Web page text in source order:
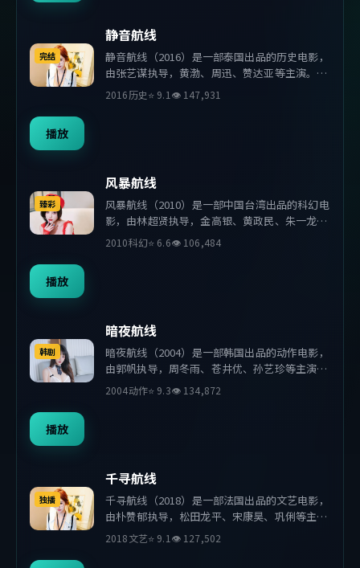
完结
静音航线
静音航线（2016）是一部泰国出品的历史电影，
由张艺谋执导，黄渤、周迅、赞达亚等主演。影
片在叙事与视听上力求突破，探讨人性与抉择，
节奏张弛有度，适合喜欢该类型的观众完整观
2016历史⭐ 9.1 👁 147,931
播放
臻彩
风暴航线
风暴航线（2010）是一部中国台湾出品的科幻电
影，由林超贤执导，金高银、黄政民、朱一龙等
主演。影片在叙事与视听上力求突破，探讨人性
与抉择，节奏张弛有度，适合喜欢该类型的观众
2010科幻⭐ 6.6👁 106,484
播放
韩剧
暗夜航线
暗夜航线（2004）是一部韩国出品的动作电影，
由郭帆执导，周冬雨、苍井优、孙艺珍等主演。
影片在叙事与视听上力求突破，探讨人性与抉
择，节奏张弛有度，适合喜欢该类型的观众完整
2004动作⭐ 9.3👁 134,872
播放
独播
千寻航线
千寻航线（2018）是一部法国出品的文艺电影，
由朴赞郁执导，松田龙平、宋康昊、巩俐等主
演。影片在叙事与视听上力求突破，探讨人性与
抉择，节奏张弛有度，适合喜欢该类型的观众完
2018文艺⭐ 9.1 👁 127,502